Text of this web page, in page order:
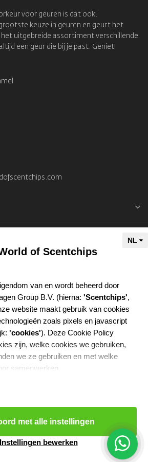
voor geuren is dat ook.
keuze in geuren en geurt het
het uitgebreide assortiment verschillende
een geur die bij je past. Geniet!
2026 Scentchips® - Powered by
of Scentchips
van en wordt beheerd door
Group B.V. (hierna: 'Scentchips',
website maakt gebruik van cookies
zoals pixels en javascript
'cookies'). Deze Cookie Policy
zijn, welke cookies we gebruiken,
we ze gebruiken en met welke
samenwerken.
kunnen onder andere worden
efficiënter te laten functioneren of ze
gebruikt om ervoor te zorgen dat
met alle instellingen
Instellingen bewerken